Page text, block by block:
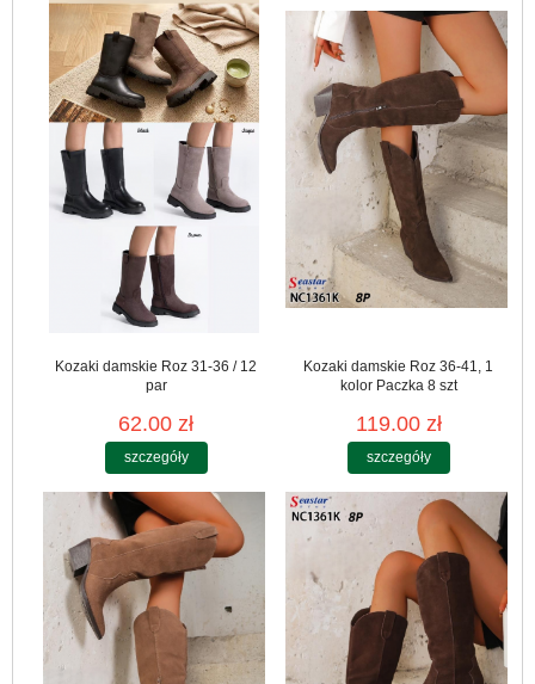
Kozaki damskie Roz 31-36 / 12
par
62.00 zł
szczegóły
Kozaki damskie Roz 36-41, 1
kolor Paczka 8 szt
119.00 zł
szczegóły